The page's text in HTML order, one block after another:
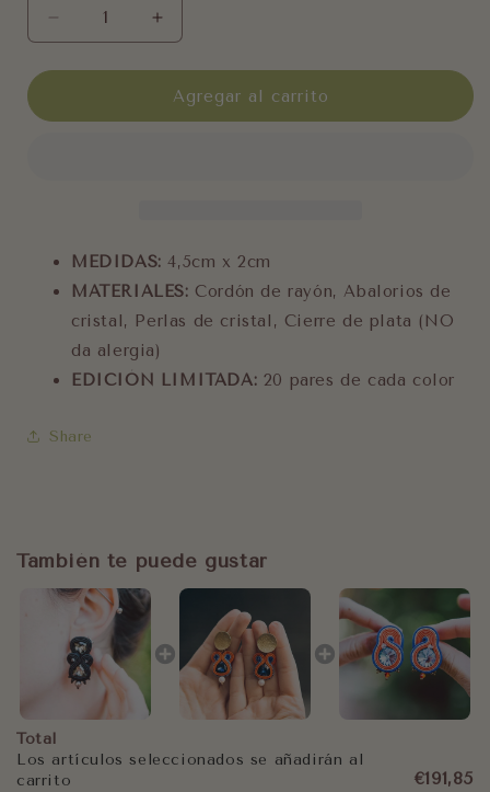
Reducir
cantidad
para
Johannesburgo
Aumentar
cantidad
para
Pendientes
Johannesburgo
Agregar al carrito
MEDIDAS: 4,5cm x 2cm
MATERIALES: Cordón de rayón, Abalorios de
cristal, Perlas de cristal, Cierre de plata (NO
da alergia)
EDICIÓN LIMITADA: 20 pares de cada color
Share
También te puede gustar
Total
Los artículos seleccionados se añadirán al
carrito
€191,85